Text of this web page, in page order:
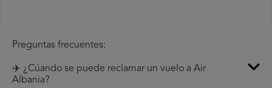
Preguntas frecuentes:
✈️ ¿Cúando se puede reclamar un vuelo a Air
Albania?